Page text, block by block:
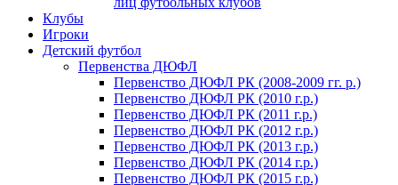
Клубы
Игроки
Детский футбол
Первенства ДЮФЛ
Первенство ДЮФЛ РК (2008-2009 гг. р.)
Первенство ДЮФЛ РК (2010 г.р.)
Первенство ДЮФЛ РК (2011 г.р.)
Первенство ДЮФЛ РК (2012 г.р.)
Первенство ДЮФЛ РК (2013 г.р.)
Первенство ДЮФЛ РК (2014 г.р.)
Первенство ДЮФЛ РК (2015 г.р.)